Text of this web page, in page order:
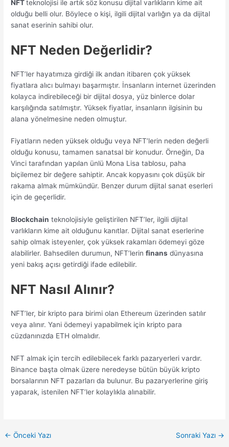
NFTteknolojisi ile artık söz konusu dijital varlıkların kime ait
olduğu belli olur. Böylece o kişi, ilgili dijital varlığın ya da dijital
sanat eserinin sahibi olur.
NFT Neden Değerlidir?
NFT’ler hayatımıza girdiği ilk andan itibaren çok yüksek
fiyatlara alıcı bulmayı başarmıştır. İnsanların internet üzerinden
kolayca indirebileceği bir dijital dosya, yüz binlerce dolar
karşılığında satılmıştır. Yüksek fiyatlar, insanların ilgisinin bu
alana yönelmesine neden olmuştur.
Fiyatların neden yüksek olduğu veya NFT’lerin neden değerli
olduğu konusu, tamamen sanatsal bir konudur. Örneğin, Da
Vinci tarafından yapılan ünlü Mona Lisa tablosu, paha
biçilemez bir değere sahiptir. Ancak kopyasını çok düşük bir
rakama almak mümkündür. Benzer durum dijital sanat eserleri
için de geçerlidir.
Blockchain teknolojisiyle geliştirilen NFT’ler, ilgili dijital
varlıkların kime ait olduğunu kanıtlar. Dijital sanat eserlerine
sahip olmak isteyenler, çok yüksek rakamları ödemeyi göze
alabilirler. Bahsedilen durumun, NFT’lerinfinans dünyasına
yeni bakış açısı getirdiği ifade edilebilir.
NFT Nasıl Alınır?
NFT’ler, bir kripto para birimi olan Ethereum üzerinden satılır
veya alınır. Yani ödemeyi yapabilmek için kripto para
cüzdanınızda ETH olmalıdır.
NFT almak için tercih edilebilecek farklı pazaryerleri vardır.
Binance başta olmak üzere neredeyse bütün büyük kripto
borsalarının NFT pazarları da bulunur. Bu pazaryerlerine giriş
yaparak, istenilen NFT’ler kolaylıkla alınabilir.
Yazı
← Önceki Yazı Sonraki Yazı →